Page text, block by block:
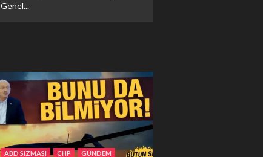
Genel...
ABD SIZMASI CHP
GÜNDEM